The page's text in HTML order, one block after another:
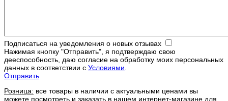
Подписаться на уведомления о новых отзывах
Нажимая кнопку "Отправить", я подтверждаю свою
дееспособность, даю согласие на обработку моих персональных
данных в соответствии с Условиями.
Отправить
Розница: все товары в наличии с актуальными ценами вы
можете посмотреть и заказать в нашем интернет-магазине для